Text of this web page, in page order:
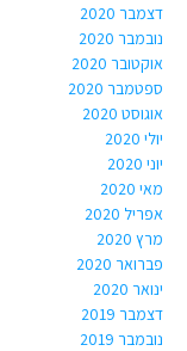
דצמבר 2020
נובמבר 2020
אוקטובר 2020
ספטמבר 2020
אוגוסט 2020
יולי 2020
יוני 2020
מאי 2020
אפריל 2020
מרץ 2020
פברואר 2020
ינואר 2020
דצמבר 2019
נובמבר 2019